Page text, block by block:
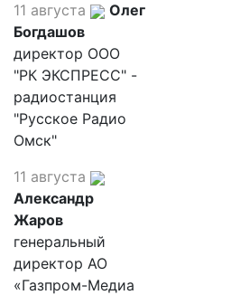
11 августа
Олег
Богдашов
директор ООО
"РК ЭКСПРЕСС" -
радиостанция
"Русское Радио
Омск"
11 августа
Александр
Жаров
генеральный
директор АО
«Газпром-Медиа